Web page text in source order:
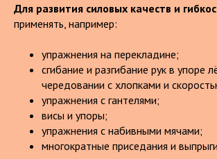
Для развития силовых качеств и
применять, например:
упражнения на перекладине;
сгибание и разгибание рук в упоре
чередовании с хлопками и
упражнения с гантелями;
висы и упоры;
упражнения с набивными мячами;
многократные приседания и